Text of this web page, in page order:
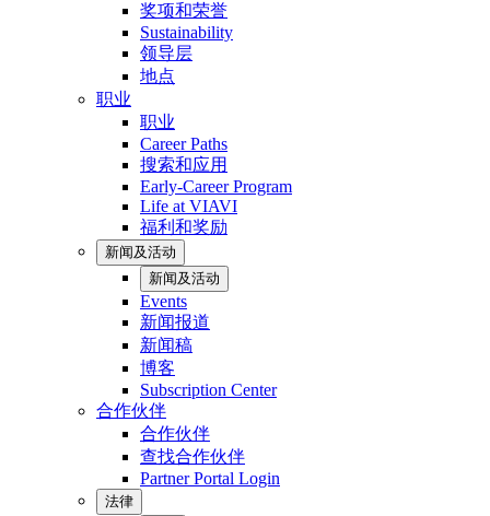
奖项和荣誉
Sustainability
领导层
地点
职业
职业
Career Paths
搜索和应用
Early-Career Program
Life at VIAVI
福利和奖励
新闻及活动
新闻及活动
Events
新闻报道
新闻稿
博客
Subscription Center
合作伙伴
合作伙伴
查找合作伙伴
Partner Portal Login
法律